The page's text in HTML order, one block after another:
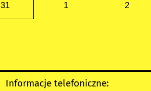
31 1 2
Informacje telefoniczne: